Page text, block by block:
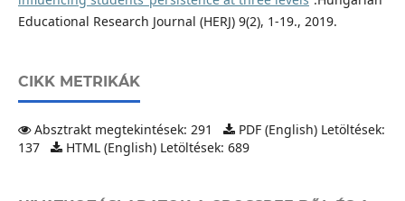
Educational Research Journal (HERJ) 9(2), 1-19., 2019.
CIKK METRIKÁK
Absztrakt megtekintések: 291
PDF (English) Letöltések:
137
HTML (English) Letöltések: 689